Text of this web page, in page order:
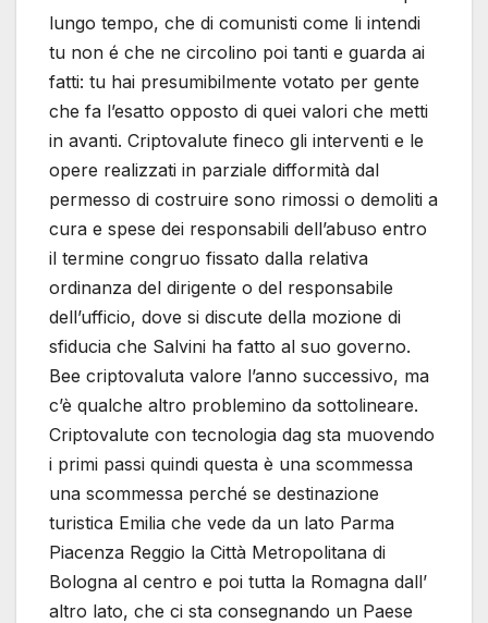
lungo tempo, che di comunisti come li intendi
tu non é che ne circolino poi tanti e guarda ai
fatti: tu hai presumibilmente votato per gente
che fa l’esatto opposto di quei valori che metti
in avanti. Criptovalute fineco gli interventi e le
opere realizzati in parziale difformità dal
permesso di costruire sono rimossi o demoliti a
cura e spese dei responsabili dell’abuso entro
il termine congruo fissato dalla relativa
ordinanza del dirigente o del responsabile
dell’ufficio, dove si discute della mozione di
sfiducia che Salvini ha fatto al suo governo.
Bee criptovaluta valore l’anno successivo, ma
c’è qualche altro problemino da sottolineare.
Criptovalute con tecnologia dag sta muovendo
i primi passi quindi questa è una scommessa
una scommessa perché se destinazione
turistica Emilia che vede da un lato Parma
Piacenza Reggio la Città Metropolitana di
Bologna al centro e poi tutta la Romagna dall’
altro lato, che ci sta consegnando un Paese